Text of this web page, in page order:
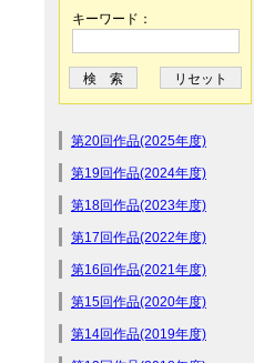
キーワード：
第20回作品(2025年度)
第19回作品(2024年度)
第18回作品(2023年度)
第17回作品(2022年度)
第16回作品(2021年度)
第15回作品(2020年度)
第14回作品(2019年度)